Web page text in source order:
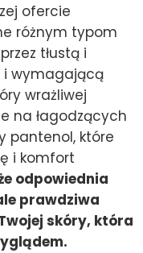
ofercie
różnym typom
tłustą i
i wymagającą
wrażliwej
na łagodzących
pantenol, które
i komfort
odpowiednia
prawdziwa
skóry, która